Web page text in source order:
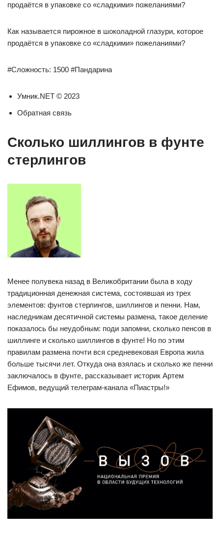
Как называется пирожное в шоколадной глазури, которое
продаётся в упаковке со «сладкими» пожеланиями?
#Сложность: 1500 #Пандарина
Умник.NET © 2023
Обратная связь
Сколько шиллингов в фунте
стерлингов
Менее полувека назад в Великобритании была в ходу
традиционная денежная система, состоявшая из трех
элементов: фунтов стерлингов, шиллингов и пенни. Нам,
наследникам десятичной системы размена, такое деление
показалось бы неудобным: поди запомни, сколько пенсов в
шиллинге и сколько шиллингов в фунте! Но по этим
правилам размена почти вся средневековая Европа жила
больше тысячи лет. Откуда она взялась и сколько же пенни
заключалось в фунте, рассказывает историк Артем
Ефимов, ведущий телеграм-канала «Пиастры!»